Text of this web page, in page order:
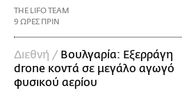
THE LIFO TEAM
9 ΩΡΕΣ ΠΡΙΝ
Διεθνή / Βουλγαρία: Εξερράγη
drone κοντά σε μεγάλο αγωγό
φυσικού αερίου